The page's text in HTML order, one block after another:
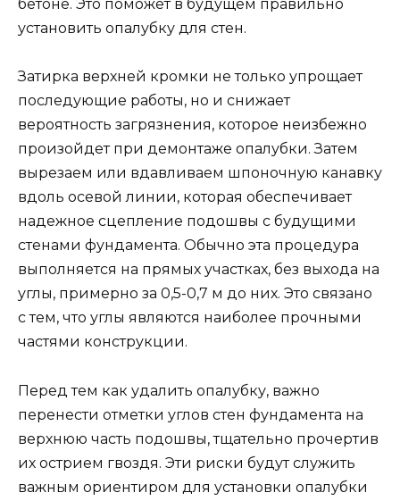
бетоне. Это поможет в будущем правильно
установить опалубку для стен.
Затирка верхней кромки не только упрощает
последующие работы, но и снижает
вероятность загрязнения, которое неизбежно
произойдет при демонтаже опалубки. Затем
вырезаем или вдавливаем шпоночную канавку
вдоль осевой линии, которая обеспечивает
надежное сцепление подошвы с будущими
стенами фундамента. Обычно эта процедура
выполняется на прямых участках, без выхода на
углы, примерно за 0,5-0,7 м до них. Это связано
с тем, что углы являются наиболее прочными
частями конструкции.
Перед тем как удалить опалубку, важно
перенести отметки углов стен фундамента на
верхнюю часть подошвы, тщательно прочертив
их острием гвоздя. Эти риски будут служить
важным ориентиром для установки опалубки